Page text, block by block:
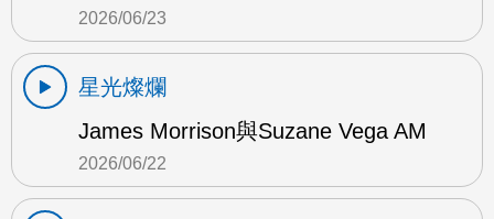
2026/06/23
星光燦爛
James Morrison與Suzane Vega AM
2026/06/22